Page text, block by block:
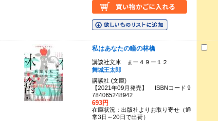
私はあなたの瞳の林檎
講談社文庫 まー４９ー１２
舞城王太郎
講談社 (文庫)
【2021年09月発売】 ISBNコード 9
784065248942
693円
在庫状況：出版社よりお取り寄せ（通
常3日～20日で出荷）